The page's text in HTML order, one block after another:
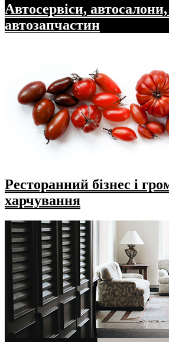
Автосервіси,
автозапчастин
Ресторанний бізнес і
харчування